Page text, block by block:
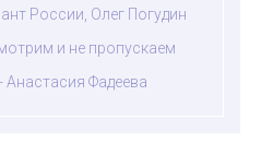
России, Олег Погудин
и не пропускаем
Фадеева